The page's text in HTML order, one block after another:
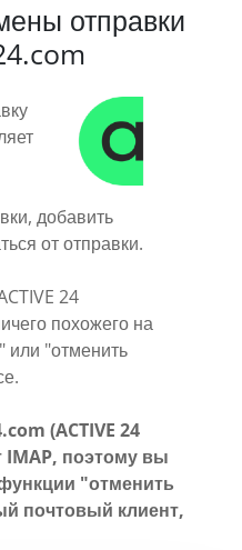
отправки
добавить
от отправки.
24
похожего на
или "отменить
(ACTIVE 24
поэтому вы
"отменить
почтовый клиент,